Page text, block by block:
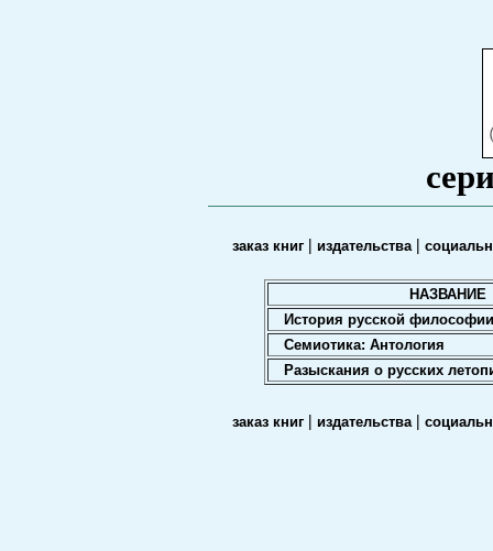
заказ книг | издательства |
НАЗВАНИЕ
История русской философии
Семиотика: Антология
Разыскания о русских
заказ книг | издательства |